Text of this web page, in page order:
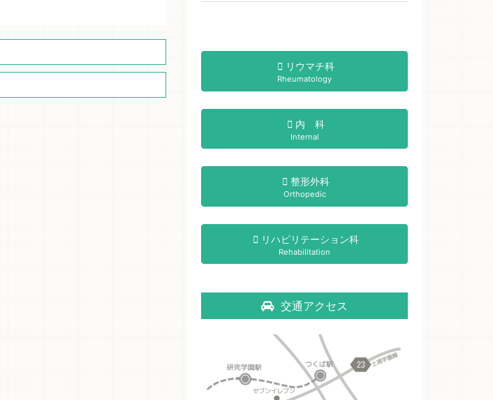
リウマチ科
Rheumatology
内 科
Internal
整形外科
Orthopedic
リハビリテーション科
Rehabilitation
交通アクセス